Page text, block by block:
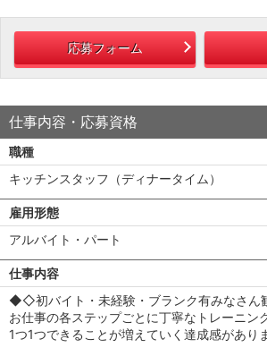
応募フォーム
仕事内容・応募資格
職種
キッチンスタッフ（ディナータイム）
雇用形態
アルバイト・パート
仕事内容
◆◇初バイト・未経験・ブランク有みなさ
お仕事の各ステップごとに丁寧なトレーニン
1つ1つできることが増えていく達成感があり